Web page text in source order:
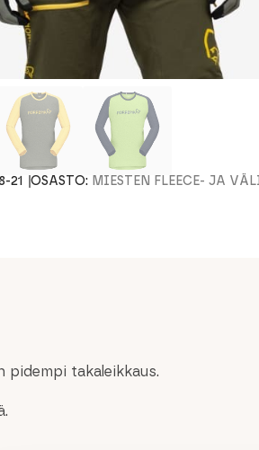
21 OSASTO: MIESTEN FLEECE- JA
pidempi takaleikkaus.